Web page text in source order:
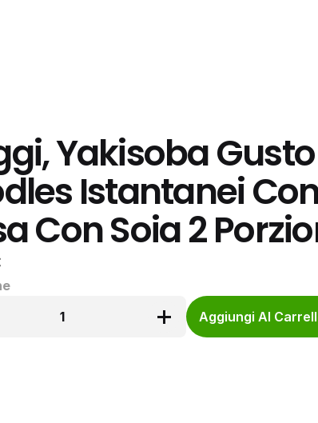
Yakisoba
Istantanei
Con Soia 2
1
Aggiungi Al